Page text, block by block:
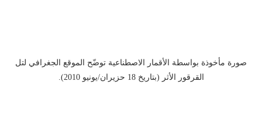
صورة مأخوذة بواسطة الأقمار الاصطناعية توضّح الموقع الجغرافي لتل
القرقور الأثر (بتاريخ 18 حزيران/يونيو 2010).